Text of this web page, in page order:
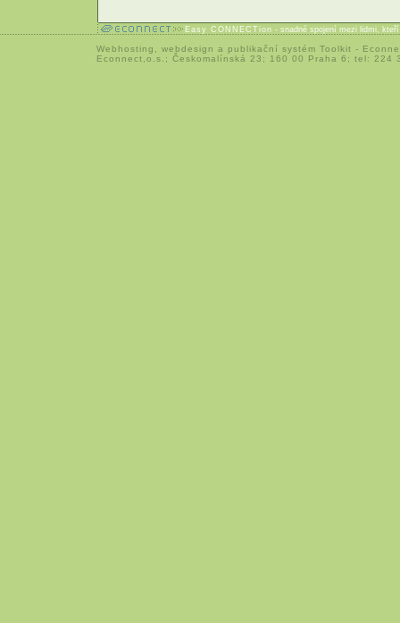
Easy CONNECTion - snadné spojení mezi lidmi,
Webhosting webdesign a publikační systém Toolkit -
Econnect,o.s.; Českomalínská 23; 160 00 Praha 6; tel: 224